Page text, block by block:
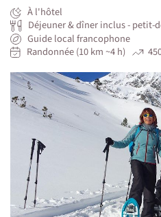
À l'hôtel
Déjeuner & dîner inclus - petit-
Guide local francophone
Randonnée (10 km ~4 h)